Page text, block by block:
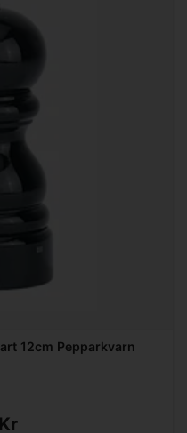
12cm Pepparkvarn